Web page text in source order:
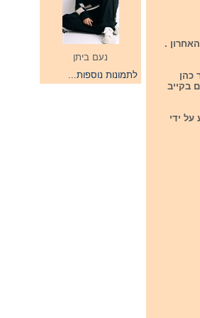
נעם ביתן
לתמונות נוספות...
.
כהן
בקייב
על ידי